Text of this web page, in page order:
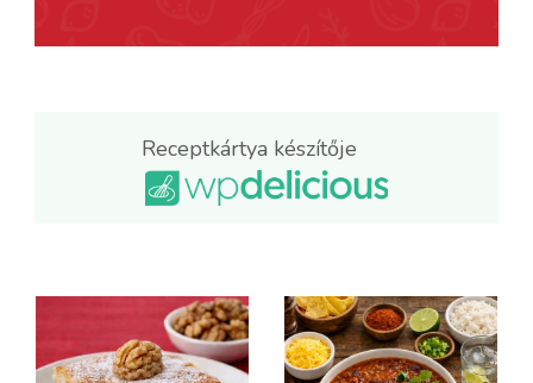
Receptkártya készítője